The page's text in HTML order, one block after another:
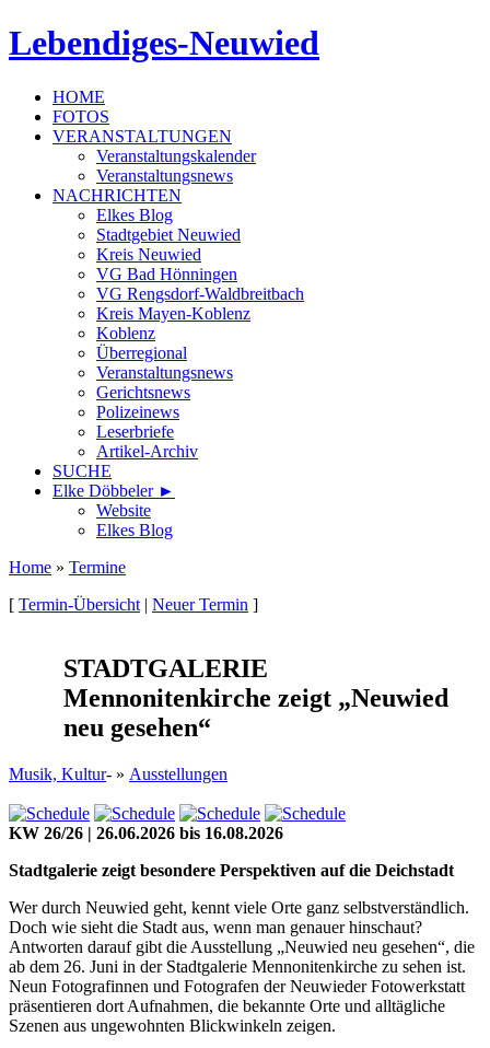
Lebendiges-Neuwied
HOME
FOTOS
VERANSTALTUNGEN
Veranstaltungskalender
Veranstaltungsnews
NACHRICHTEN
Elkes Blog
Stadtgebiet Neuwied
Kreis Neuwied
VG Bad Hönningen
VG Rengsdorf-Waldbreitbach
Kreis Mayen-Koblenz
Koblenz
Überregional
Veranstaltungsnews
Gerichtsnews
Polizeinews
Leserbriefe
Artikel-Archiv
SUCHE
Elke Döbbeler ►
Website
Elkes Blog
Home » Termine
[ Termin-Übersicht | Neuer Termin ]
STADTGALERIE
Mennonitenkirche zeigt „Neuwied
neu gesehen“
Musik, Kultur- » Ausstellungen
KW 26/26 | 26.06.2026 bis 16.08.2026
Stadtgalerie zeigt besondere Perspektiven auf die Deichstadt
Wer durch Neuwied geht, kennt viele Orte ganz selbstverständlich.
Doch wie sieht die Stadt aus, wenn man genauer hinschaut?
Antworten darauf gibt die Ausstellung „Neuwied neu gesehen“, die
ab dem 26. Juni in der Stadtgalerie Mennonitenkirche zu sehen ist.
Neun Fotografinnen und Fotografen der Neuwieder Fotowerkstatt
präsentieren dort Aufnahmen, die bekannte Orte und alltägliche
Szenen aus ungewohnten Blickwinkeln zeigen.